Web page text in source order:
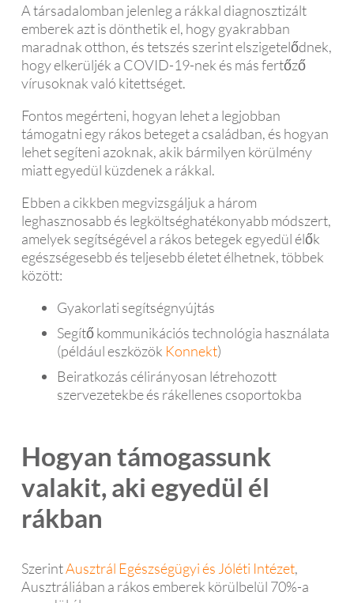
A társadalomban jelenleg a rákkal diagnosztizált
emberek azt is dönthetik el, hogy gyakrabban
maradnak otthon, és tetszés szerint elszigetelődnek,
hogy elkerüljék a COVID-19-nek és más fertőző
vírusoknak való kitettséget.
Fontos megérteni, hogyan lehet a legjobban
támogatni egy rákos beteget a családban, és hogyan
lehet segíteni azoknak, akik bármilyen körülmény
miatt egyedül küzdenek a rákkal.
Ebben a cikkben megvizsgáljuk a három
leghasznosabb és legköltséghatékonyabb módszert,
amelyek segítségével a rákos betegek egyedül élők
egészségesebb és teljesebb életet élhetnek, többek
között:
Gyakorlati segítségnyújtás
Segítő kommunikációs technológia használata
(például eszközök Konnekt)
Beiratkozás célirányosan létrehozott
szervezetekbe és rákellenes csoportokba
Hogyan támogassunk
valakit, aki egyedül él
rákban
SzerintAusztrál Egészségügyi és Jóléti Intézet,
Ausztráliában a rákos emberek körülbelül 70%-a